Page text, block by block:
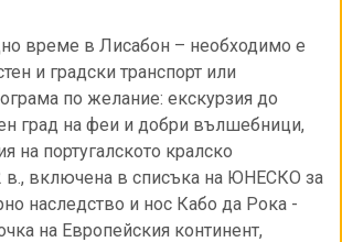
време в Лисабон – необходимо е
и градски транспорт или
по желание: екскурзия до
град на феи и добри вълшебници,
на португалското кралско
в., включена в списъка на ЮНЕСКО за
наследство и нос Кабо да Рока -
на Европейския континент,